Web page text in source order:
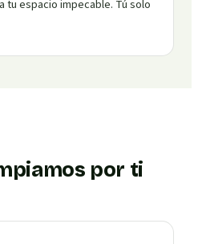
tu espacio impecable. Tú solo
por ti